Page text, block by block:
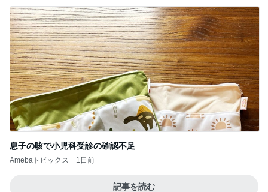
息子の咳で小児科受診の確認不足
Amebaトピックス 1日前
記事を読む